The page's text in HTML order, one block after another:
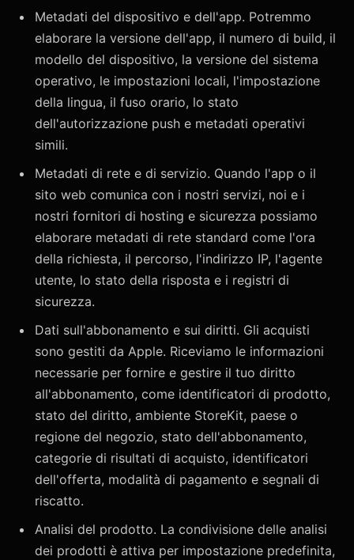
Metadati del dispositivo e dell'app. Potremmo
elaborare la versione dell'app, il numero di build, il
modello del dispositivo, la versione del sistema
operativo, le impostazioni locali, l'impostazione
della lingua, il fuso orario, lo stato
dell'autorizzazione push e metadati operativi
simili.
Metadati di rete e di servizio. Quando l'app o il
sito web comunica con i nostri servizi, noi e i
nostri fornitori di hosting e sicurezza possiamo
elaborare metadati di rete standard come l'ora
della richiesta, il percorso, l'indirizzo IP, l'agente
utente, lo stato della risposta e i registri di
sicurezza.
Dati sull'abbonamento e sui diritti. Gli acquisti
sono gestiti da Apple. Riceviamo le informazioni
necessarie per fornire e gestire il tuo diritto
all'abbonamento, come identificatori di prodotto,
stato del diritto, ambiente StoreKit, paese o
regione del negozio, stato dell'abbonamento,
categorie di risultati di acquisto, identificatori
dell'offerta, modalità di pagamento e segnali di
riscatto.
Analisi del prodotto. La condivisione delle analisi
dei prodotti è attiva per impostazione predefinita,